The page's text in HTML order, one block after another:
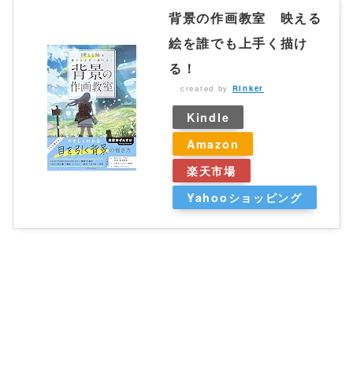
背景の作画教室 映える
絵を誰でも上手く描け
る！
created by Rinker
Kindle
Amazon
楽天市場
Yahooショッピング